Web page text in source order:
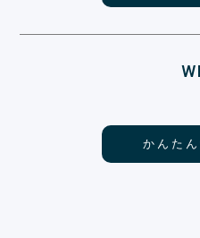
かんた